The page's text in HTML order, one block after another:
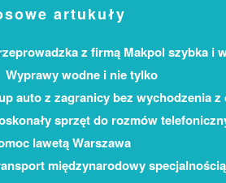
artukuły
z firmą Makpol szybka i
wodne i nie tylko
auto z zagranicy bez wychodzenia z
sprzęt do rozmów
lawetą Warszawa
międzynarodowy